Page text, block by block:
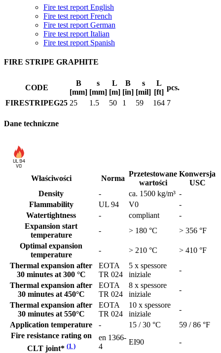
Fire test report English
Fire test report French
Fire test report German
Fire test report Italian
Fire test report Spanish
FIRE STRIPE GRAPHITE
CODE
B
[mm]
s
[mm]
L
[m]
B
[in]
s
[mil]
L
[ft]
pcs.
FIRESTRIPEG25 25 1.5 50 1 59 164 7
Dane techniczne
UL 94
V0
Właściwości Norma
Przetestowane
wartości
Konwersja
USC
Density
- ca. 1500 kg/m³ -
Flammability
UL 94 V0
-
Watertightness
- compliant
-
Expansion start
temperature
- > 180 °C
> 356 °F
Optimal expansion
temperature
- > 210 °C
> 410 °F
Thermal expansion after
30 minutes at 300 °C
EOTA
TR 024
5 x spessore
iniziale
-
Thermal expansion after
30 minutes at 450°C
EOTA
TR 024
8 x spessore
iniziale
-
Thermal expansion after
30 minutes at 550°C
EOTA
TR 024
10 x spessore
iniziale
-
Application temperature
- 15 / 30 °C
59 / 86 °F
Fire resistance rating on
CLT joint*(1 )
en 1366-
4
EI90 -